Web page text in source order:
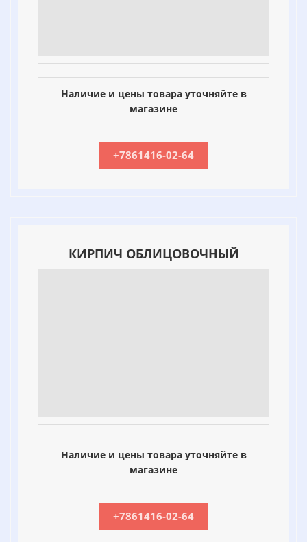
Наличие и цены товара уточняйте в
магазине
+7861416-02-64
КИРПИЧ ОБЛИЦОВОЧНЫЙ
Наличие и цены товара уточняйте в
магазине
+7861416-02-64